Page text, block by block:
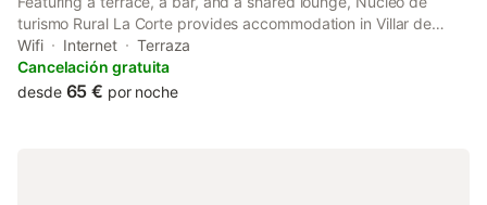
turismo Rural La Corte provides accommodation in Villar de
Vildas with free WiFi and mountain views. The guest house
features family rooms.
Wifi Internet
Terraza
Cancelación gratuita
desde 65 € por noche